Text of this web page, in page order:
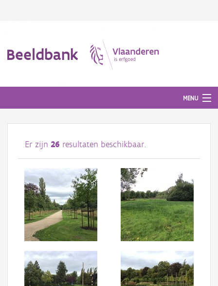
Beeldbank
MENU
Afbeeldingen
#BeeldIndeKijker
Hergebruik
Over ons
Aanmelden
Er zijn 26 resultaten beschikbaar.